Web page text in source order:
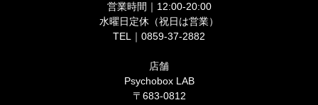
営業時間｜12:00-20:00
水曜日定休（祝日は営業）
TEL｜0859-37-2882
店舗
Psychobox LAB
〒683-0812